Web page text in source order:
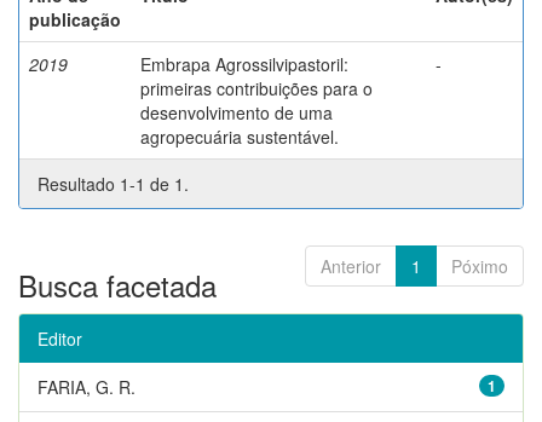
publicação
2019
Embrapa Agrossilvipastoril:
primeiras contribuições para o
desenvolvimento de uma
agropecuária sustentável.
-
Resultado 1-1 de 1.
Anterior 1 Póximo
Busca facetada
Editor
1
FARIA, G. R.